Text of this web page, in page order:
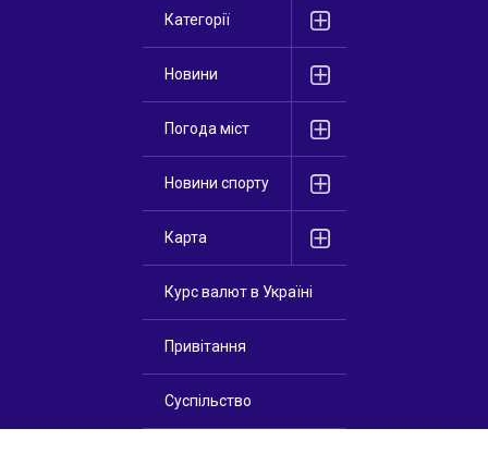
Категорії
Новини
Погода міст
Новини спорту
Карта
Курс валют в Україні
Привітання
Суспільство